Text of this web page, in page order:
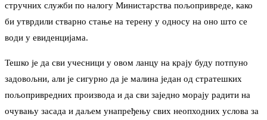
стручних служби по налогу Министарства пољопривреде, како
би утврдили стварно стање на терену у односу на оно што се
води у евиденцијама.
Тешко је да сви учесници у овом ланцу на крају буду потпуно
задовољни, али је сигурно да је малина један од стратешких
пољопривредних производа и да сви заједно морају радити на
очувању засада и даљем унапређењу свих неопходних услова за